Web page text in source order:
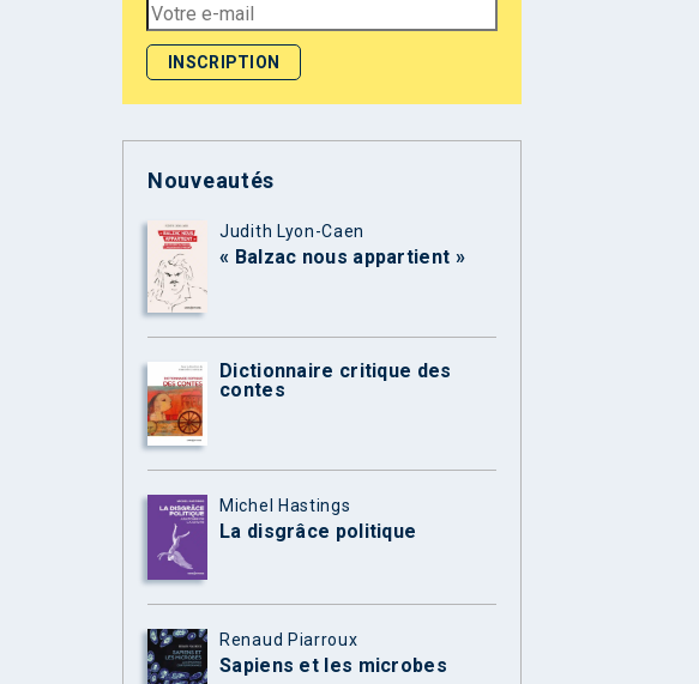
Nouveautés
Judith Lyon-Caen
« Balzac nous appartient »
Dictionnaire critique des
contes
Michel Hastings
La disgrâce politique
Renaud Piarroux
Sapiens et les microbes